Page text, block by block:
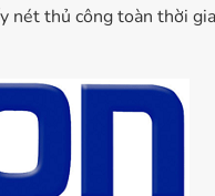
nét thủ công toàn thời